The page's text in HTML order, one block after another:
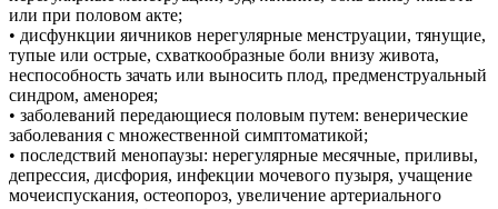
или при половом акте;
• дисфункции яичников нерегулярные менструации, тянущие,
тупые или острые, схваткообразные боли внизу живота,
неспособность зачать или выносить плод, предменструальный
синдром, аменорея;
• заболеваний передающиеся половым путем: венерические
заболевания с множественной симптоматикой;
• последствий менопаузы: нерегулярные месячные, приливы,
депрессия, дисфория, инфекции мочевого пузыря, учащение
мочеиспускания, остеопороз, увеличение артериального